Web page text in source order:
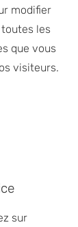
modifier
les
que vous
visiteurs.
sur